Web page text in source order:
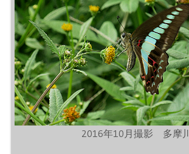
2016年10月撮影 多摩川